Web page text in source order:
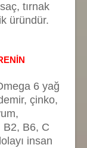
tırnak
üründür.
6 yağ
çinko,
B2, B6, C
insan